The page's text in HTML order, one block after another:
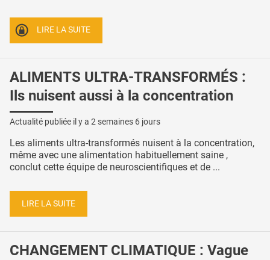
LIRE LA SUITE
ALIMENTS ULTRA-TRANSFORMÉS :
Ils nuisent aussi à la concentration
Actualité publiée il y a 2 semaines 6 jours
Les aliments ultra-transformés nuisent à la concentration,
même avec une alimentation habituellement saine ,
conclut cette équipe de neuroscientifiques et de ...
LIRE LA SUITE
CHANGEMENT CLIMATIQUE : Vague